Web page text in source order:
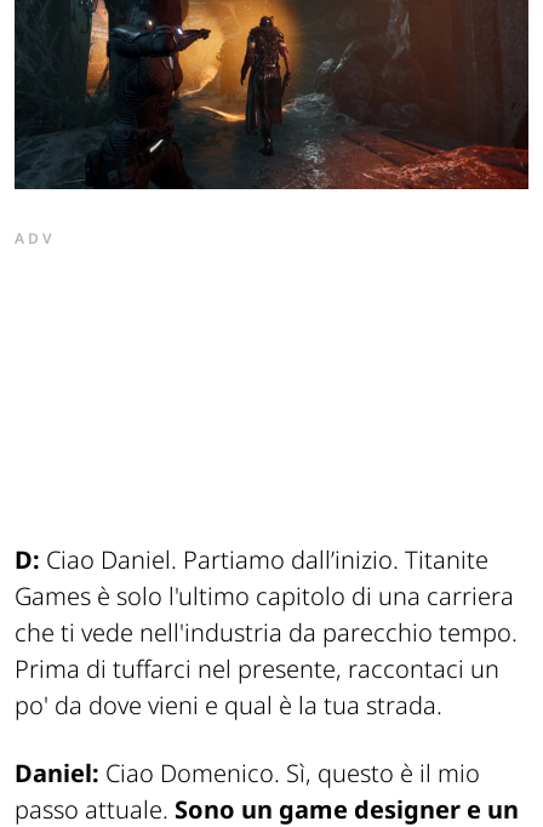
ADV
D: Ciao Daniel. Partiamo dall’inizio. Titanite
Games è solo l'ultimo capitolo di una carriera
che ti vede nell'industria da parecchio tempo.
Prima di tuffarci nel presente, raccontaci un
po' da dove vieni e qual è la tua strada.
Daniel: Ciao Domenico. Sì, questo è il mio
passo attuale. Sono un game designer e un